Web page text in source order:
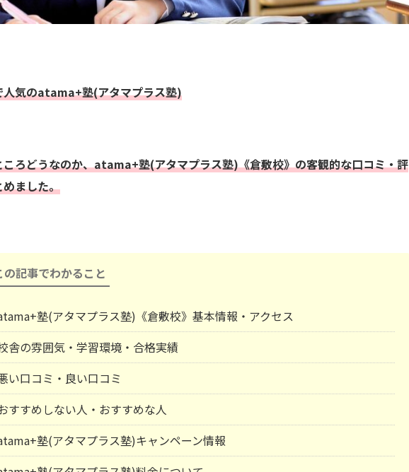
人気のatama+塾(アタマプラス塾)
ころどうなのか、atama+塾(アタマプラス塾)《倉敷校》の客観的な口コミ・評
ました。
の記事でわかること
塾(アタマプラス塾)《倉敷校》基本情報・アクセス
舎の雰囲気・学習環境・合格実績
い口コミ・良い口コミ
すすめしない人・おすすめな人
塾(アタマプラス塾)キャンペーン情報